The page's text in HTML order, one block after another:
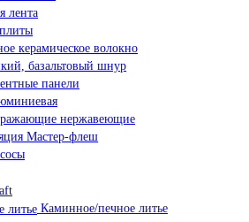
лента
керамическое волокно
базальтовый шнур
панели
нержавеющие
Мастер-флеш
Каминное/печное литье